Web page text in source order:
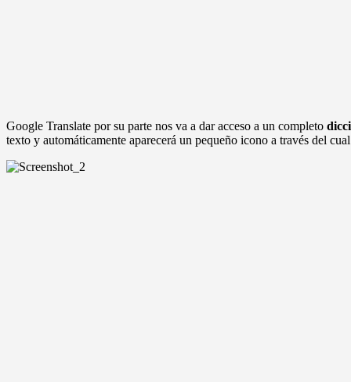
Google Translate por su parte nos va a dar acceso a un completo
texto y automáticamente aparecerá un pequeño icono a través del